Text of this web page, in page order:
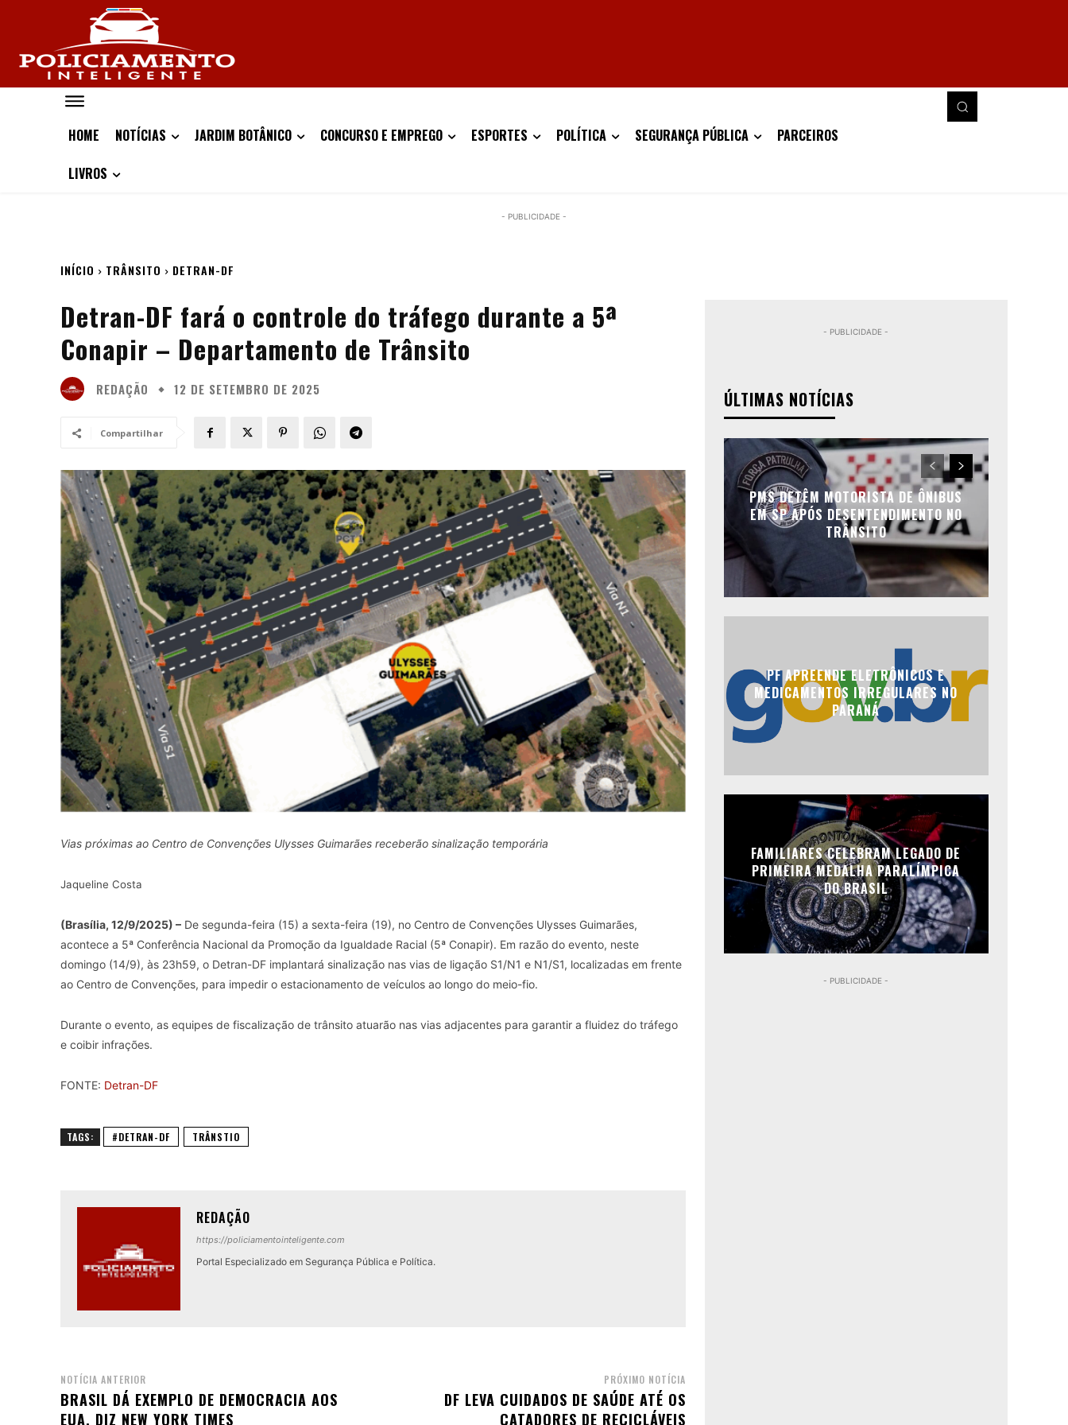
HOME NOTÍCIAS JARDIM BOTÂNICO CONCURSO E EMPREGO ESPORTES POLÍTICA SEGURANÇA PÚBLICA
PARCEIROS
LIVROS
- PUBLICIDADE -
INÍCIO TRÂNSITO DETRAN-DF
Detran-DF fará o controle do tráfego durante a 5ª
Conapir – Departamento de Trânsito
REDAÇÃO 12 DE SETEMBRO DE 2025
Compartilhar
Vias próximas ao Centro de Convenções Ulysses Guimarães receberão sinalização temporária
Jaqueline Costa
(Brasília, 12/9/2025) – De segunda-feira (15) a sexta-feira (19), no Centro de Convenções Ulysses Guimarães,
acontece a 5ª Conferência Nacional da Promoção da Igualdade Racial (5ª Conapir). Em razão do evento, neste
domingo (14/9), às 23h59, o Detran-DF implantará sinalização nas vias de ligação S1/N1 e N1/S1, localizadas em frente
ao Centro de Convenções, para impedir o estacionamento de veículos ao longo do meio-fio.
Durante o evento, as equipes de fiscalização de trânsito atuarão nas vias adjacentes para garantir a fluidez do tráfego
e coibir infrações.
FONTE: Detran-DF
TAGS: #DETRAN-DF TRÂNSTIO
REDAÇÃO
https://policiamentointeligente.com
Portal Especializado em Segurança Pública e Política.
NOTÍCIA ANTERIOR
BRASIL DÁ EXEMPLO DE DEMOCRACIA AOS
EUA, DIZ NEW YORK TIMES
PRÓXIMO NOTÍCIA
DF LEVA CUIDADOS DE SAÚDE ATÉ OS
CATADORES DE RECICLÁVEIS
- PUBLICIDADE -
ÚLTIMAS NOTÍCIAS
PMS DETÊM MOTORISTA DE ÔNIBUS
EM SP APÓS DESENTENDIMENTO NO
TRÂNSITO
PF APREENDE ELETRÔNICOS E
MEDICAMENTOS IRREGULARES NO
PARANÁ
FAMILIARES CELEBRAM LEGADO DE
PRIMEIRA MEDALHA PARALÍMPICA
DO BRASIL
- PUBLICIDADE -